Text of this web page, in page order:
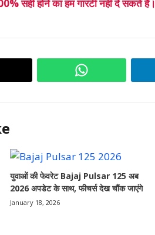
सही होने का हम गारंटी नहीं दे सकते हैं।
युवाओं की फेवरेट Bajaj Pulsar 125 अब
2026 अपडेट के साथ, फीचर्स देख चौंक जाएंगे
January 18, 2026